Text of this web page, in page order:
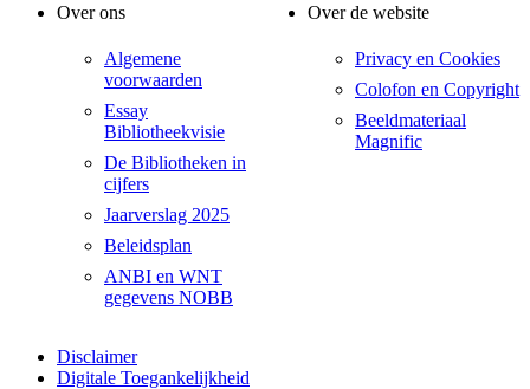
Over ons
Algemene
voorwaarden
Essay
Bibliotheekvisie
De Bibliotheken in
cijfers
Jaarverslag 2025
Beleidsplan
ANBI en WNT
gegevens NOBB
Over de website
Privacy en Cookies
Colofon en Copyright
Beeldmateriaal
Magnific
Disclaimer
Digitale Toegankelijkheid